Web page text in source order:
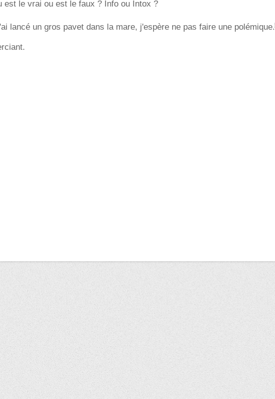
est le vrai ou est le faux ? Info ou Intox ?
lancé un gros pavet dans la mare, j'espère ne pas faire une polémique.